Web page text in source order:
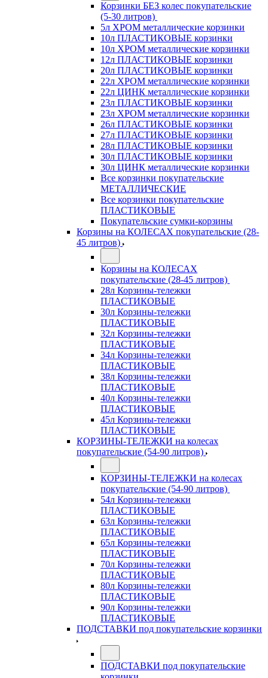
Корзинки БЕЗ колес покупательские
(5-30 литров)
5л ХРОМ металлические корзинки
10л ПЛАСТИКОВЫЕ корзинки
10л ХРОМ металлические корзинки
12л ПЛАСТИКОВЫЕ корзинки
20л ПЛАСТИКОВЫЕ корзинки
22л ХРОМ металлические корзинки
22л ЦИНК металлические корзинки
23л ПЛАСТИКОВЫЕ корзинки
23л ХРОМ металлические корзинки
26л ПЛАСТИКОВЫЕ корзинки
27л ПЛАСТИКОВЫЕ корзинки
28л ПЛАСТИКОВЫЕ корзинки
30л ПЛАСТИКОВЫЕ корзинки
30л ЦИНК металлические корзинки
Все корзинки покупательские
МЕТАЛЛИЧЕСКИЕ
Все корзинки покупательские
ПЛАСТИКОВЫЕ
Покупательские сумки-корзины
Корзины на КОЛЕСАХ покупательские (28-
45 литров)
Корзины на КОЛЕСАХ
покупательские (28-45 литров)
28л Корзины-тележки
ПЛАСТИКОВЫЕ
30л Корзины-тележки
ПЛАСТИКОВЫЕ
32л Корзины-тележки
ПЛАСТИКОВЫЕ
34л Корзины-тележки
ПЛАСТИКОВЫЕ
38л Корзины-тележки
ПЛАСТИКОВЫЕ
40л Корзины-тележки
ПЛАСТИКОВЫЕ
45л Корзины-тележки
ПЛАСТИКОВЫЕ
КОРЗИНЫ-ТЕЛЕЖКИ на колесах
покупательские (54-90 литров)
КОРЗИНЫ-ТЕЛЕЖКИ на колесах
покупательские (54-90 литров)
54л Корзины-тележки
ПЛАСТИКОВЫЕ
63л Корзины-тележки
ПЛАСТИКОВЫЕ
65л Корзины-тележки
ПЛАСТИКОВЫЕ
70л Корзины-тележки
ПЛАСТИКОВЫЕ
80л Корзины-тележки
ПЛАСТИКОВЫЕ
90л Корзины-тележки
ПЛАСТИКОВЫЕ
ПОДСТАВКИ под покупательские корзинки
ПОДСТАВКИ под покупательские